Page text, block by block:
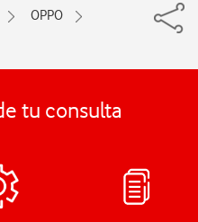
OPPO
tu consulta